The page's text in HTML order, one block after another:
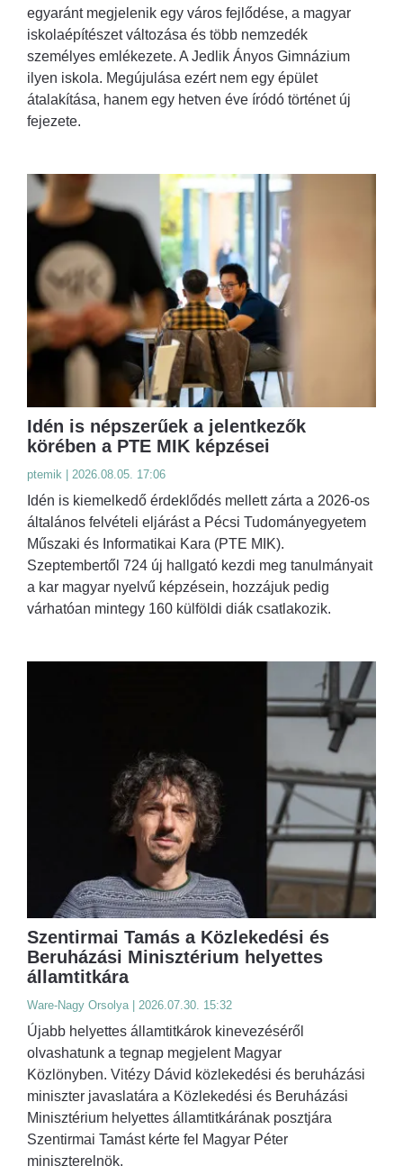
egyaránt megjelenik egy város fejlődése, a magyar
iskolaépítészet változása és több nemzedék
személyes emlékezete. A Jedlik Ányos Gimnázium
ilyen iskola. Megújulása ezért nem egy épület
átalakítása, hanem egy hetven éve íródó történet új
fejezete.
Idén is népszerűek a jelentkezők
körében a PTE MIK képzései
ptemik | 2026.08.05. 17:06
Idén is kiemelkedő érdeklődés mellett zárta a 2026-os
általános felvételi eljárást a Pécsi Tudományegyetem
Műszaki és Informatikai Kara (PTE MIK).
Szeptembertől 724 új hallgató kezdi meg tanulmányait
a kar magyar nyelvű képzésein, hozzájuk pedig
várhatóan mintegy 160 külföldi diák csatlakozik.
Szentirmai Tamás a Közlekedési és
Beruházási Minisztérium helyettes
államtitkára
Ware-Nagy Orsolya | 2026.07.30. 15:32
Újabb helyettes államtitkárok kinevezéséről
olvashatunk a tegnap megjelent Magyar
Közlönyben. Vitézy Dávid közlekedési és beruházási
miniszter javaslatára a Közlekedési és Beruházási
Minisztérium helyettes államtitkárának posztjára
Szentirmai Tamást kérte fel Magyar Péter
miniszterelnök.